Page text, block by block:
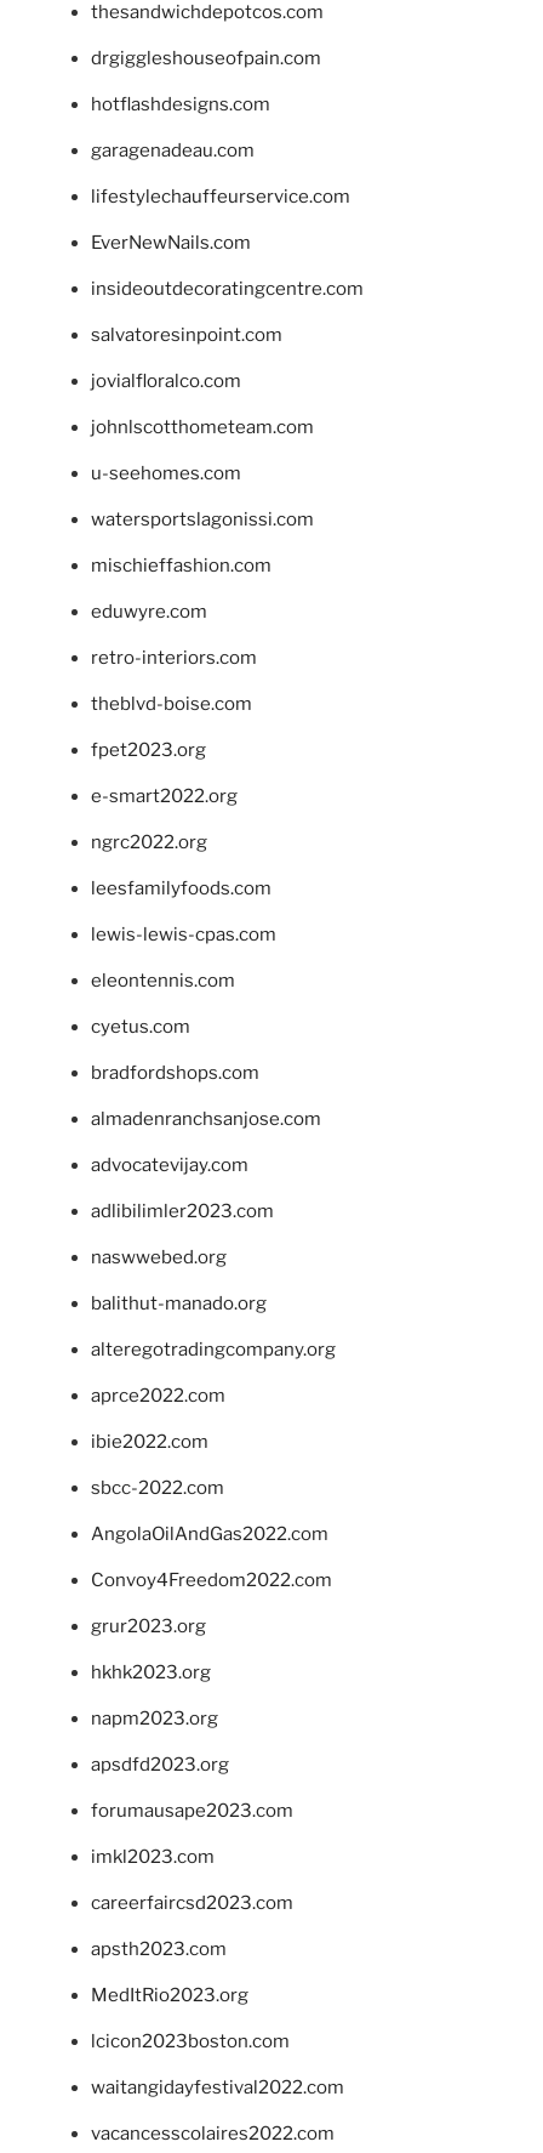
thesandwichdepotcos.com
drgiggleshouseofpain.com
hotflashdesigns.com
garagenadeau.com
lifestylechauffeurservice.com
EverNewNails.com
insideoutdecoratingcentre.com
salvatoresinpoint.com
jovialfloralco.com
johnlscotthometeam.com
u-seehomes.com
watersportslagonissi.com
mischieffashion.com
eduwyre.com
retro-interiors.com
theblvd-boise.com
fpet2023.org
e-smart2022.org
ngrc2022.org
leesfamilyfoods.com
lewis-lewis-cpas.com
eleontennis.com
cyetus.com
bradfordshops.com
almadenranchsanjose.com
advocatevijay.com
adlibilimler2023.com
naswwebed.org
balithut-manado.org
alteregotradingcompany.org
aprce2022.com
ibie2022.com
sbcc-2022.com
AngolaOilAndGas2022.com
Convoy4Freedom2022.com
grur2023.org
hkhk2023.org
napm2023.org
apsdfd2023.org
forumausape2023.com
imkl2023.com
careerfaircsd2023.com
apsth2023.com
MedItRio2023.org
lcicon2023boston.com
waitangidayfestival2022.com
vacancesscolaires2022.com